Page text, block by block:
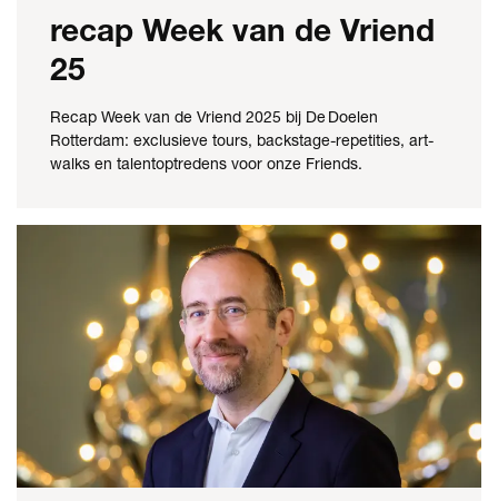
recap Week van de Vriend
25
Recap Week van de Vriend 2025 bij De Doelen
Rotterdam: exclusieve tours, backstage-repetities, art-
walks en talentoptredens voor onze Friends.